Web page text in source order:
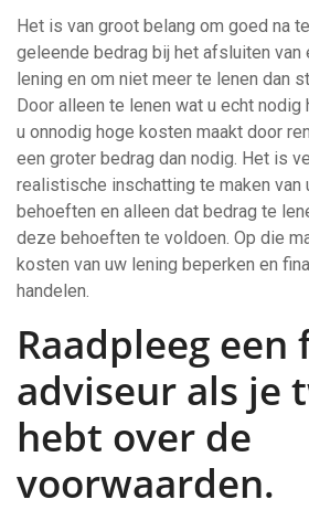
Het is van groot belang om goed na
geleende bedrag bij het afsluiten van
lening en om niet meer te lenen dan
Door alleen te lenen wat u echt
u onnodig hoge kosten maakt door
een groter bedrag dan nodig. Het is
realistische inschatting te maken van
behoeften en alleen dat bedrag te
deze behoeften te voldoen. Op die
kosten van uw lening beperken en
handelen.
Raadpleeg een
adviseur als je
hebt over de
voorwaarden.